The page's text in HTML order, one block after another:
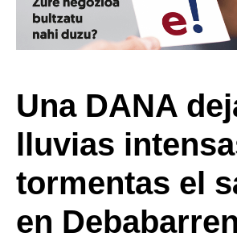
Una DANA
lluvias
tormentas el
en